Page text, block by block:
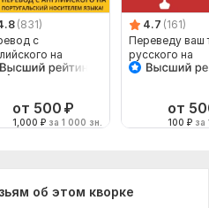
(831)
с
на
и
от 500 ₽
1,000 ₽ за 1 000 зн.
4.7 (161)
Переведу ваш
русского на
английский
от
100 ₽ за
об этом кворке